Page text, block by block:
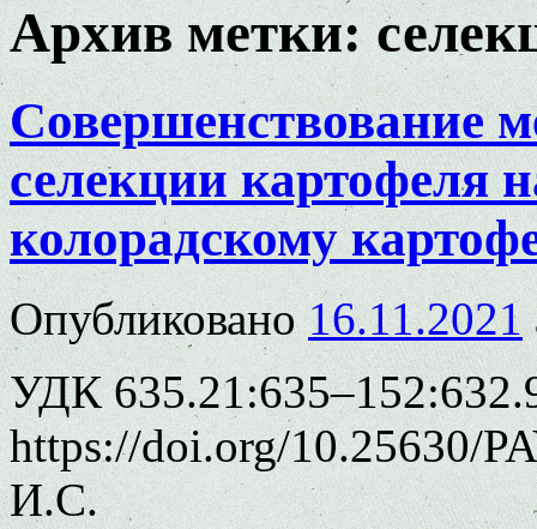
Архив метки:
Совершенствование
селекции картофеля
колорадскому
Опубликовано 16.11.2021
УДК
https://doi.org/10.25630/
И.С.